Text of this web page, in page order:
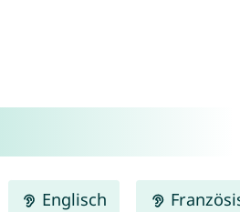
Englisch